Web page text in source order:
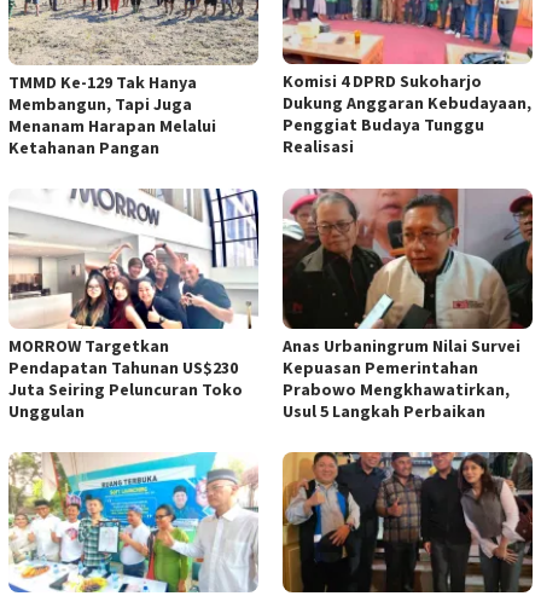
TMMD Ke-129 Tak Hanya
Membangun, Tapi Juga
Menanam Harapan Melalui
Ketahanan Pangan
Komisi 4 DPRD Sukoharjo
Dukung Anggaran Kebudayaan,
Penggiat Budaya Tunggu
Realisasi
MORROW Targetkan
Pendapatan Tahunan US$230
Juta Seiring Peluncuran Toko
Unggulan
Anas Urbaningrum Nilai Survei
Kepuasan Pemerintahan
Prabowo Mengkhawatirkan,
Usul 5 Langkah Perbaikan